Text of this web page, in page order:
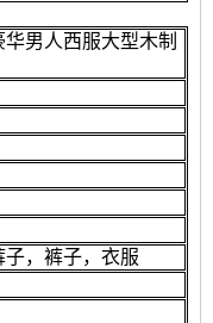
男人西服大型木制
，裤子，衣服